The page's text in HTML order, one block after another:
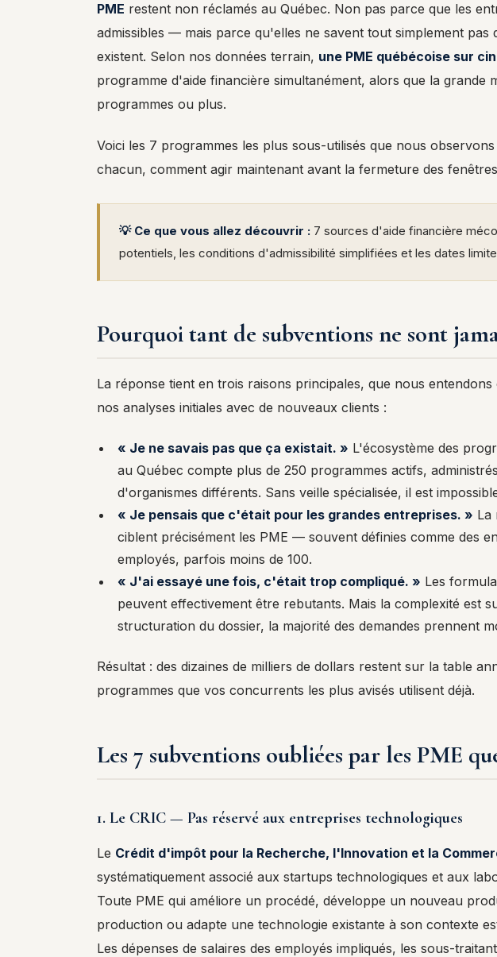
PME restent non réclamés au Québec. Non pas parce que les
admissibles — mais parce qu'elles ne savent tout simplement pas
existent. Selon nos données terrain, une PME québécoise sur
programme d'aide financière simultanément, alors que la grande
programmes ou plus.
Voici les 7 programmes les plus sous-utilisés que nous
chacun, comment agir maintenant avant la fermeture des
💡 Ce que vous allez découvrir : 7 sources d'aide financière
potentiels, les conditions d'admissibilité simplifiées et les dates
Pourquoi tant de subventions ne sont
La réponse tient en trois raisons principales, que nous
nos analyses initiales avec de nouveaux clients :
« Je ne savais pas que ça existait. » L'écosystème des
au Québec compte plus de 250 programmes actifs,
d'organismes différents. Sans veille spécialisée, il est
« Je pensais que c'était pour les grandes entreprises. » La
ciblent précisément les PME — souvent définies comme des
employés, parfois moins de 100.
« J'ai essayé une fois, c'était trop compliqué. » Les
peuvent effectivement être rebutants. Mais la complexité est
structuration du dossier, la majorité des demandes prennent
Résultat : des dizaines de milliers de dollars restent sur la table
programmes que vos concurrents les plus avisés utilisent déjà.
Les 7 subventions oubliées par les PME
1. Le CRIC — Pas réservé aux entreprises technologiques
Le Crédit d'impôt pour la Recherche, l'Innovation et la
systématiquement associé aux startups technologiques et aux
Toute PME qui améliore un procédé, développe un nouveau
production ou adapte une technologie existante à son contexte
Les dépenses de salaires des employés impliqués, les sous-